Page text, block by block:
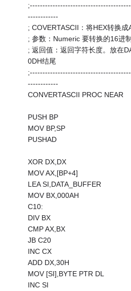
------------
; COVERTASCII：将HEX转换
; 参数：Numeric 要转换的16进
; 返回值：返回字符长度。放在
0DH结尾
------------
CONVERTASCII PROC NEAR
PUSH BP
MOV BP,SP
PUSHAD
XOR DX,DX
MOV AX,[BP+4]
LEA SI,DATA_BUFFER
MOV BX,000AH
C10:
DIV BX
CMP AX,BX
JB C20
INC CX
ADD DX,30H
MOV [SI],BYTE PTR DL
INC SI